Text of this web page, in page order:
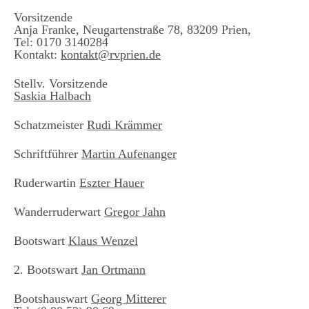
Vorsitzende
Anja Franke, Neugartenstraße 78, 83209 Prien,
Tel: 0170 3140284
Kontakt: kontakt@rvprien.de
Stellv. Vorsitzende
Saskia Halbach
Schatzmeister Rudi Krämmer
Schriftführer Martin Aufenanger
Ruderwartin Eszter Hauer
Wanderruderwart Gregor Jahn
Bootswart Klaus Wenzel
2. Bootswart Jan Ortmann
Bootshauswart Georg Mitterer